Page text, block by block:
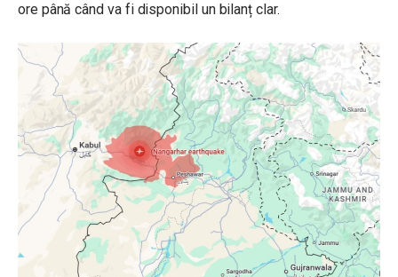
ore până când va fi disponibil un bilanț clar.